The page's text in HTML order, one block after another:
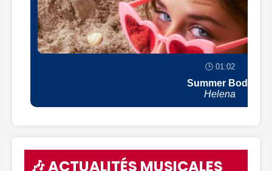
🕒 01:02
Summer Body
Helena
🎶 ACTUALITÉS MUSICALES